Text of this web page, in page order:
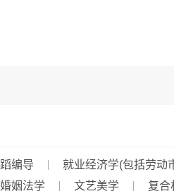
编导 就业经济学(包括劳动
婚姻法学 文艺美学 复合